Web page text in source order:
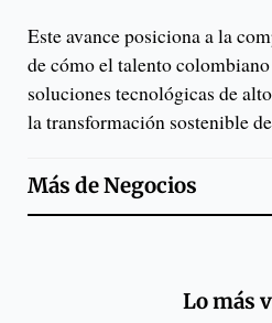
Este avance posiciona a la
de cómo el talento
soluciones tecnológicas de
la transformación sostenible
Más deNegocios
Lo más